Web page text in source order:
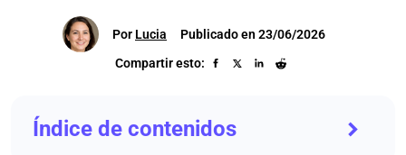
Por Lucia
Publicado en 23/06/2026
Compartir esto:
Índice de contenidos